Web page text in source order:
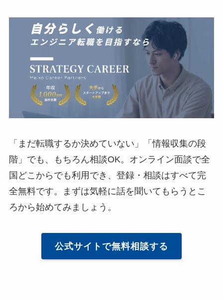
「まだ転職するか決めていない」「情報収集の段
階」でも、もちろん相談OK。オンライン面談で全
国どこからでも利用でき、登録・相談はすべて完
全無料です。まずは気軽に話を聞いてもらうとこ
ろから始めてみましょう。
公式サイトで無料相談する